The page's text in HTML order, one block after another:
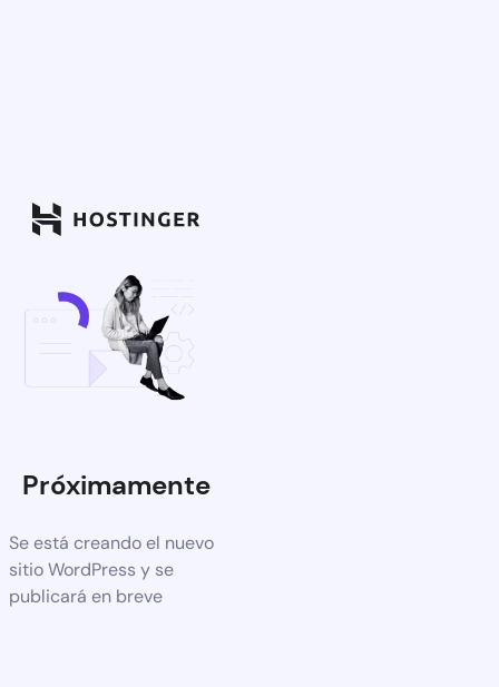
Próximamente
Se está creando el nuevo
sitio WordPress y se
publicará en breve